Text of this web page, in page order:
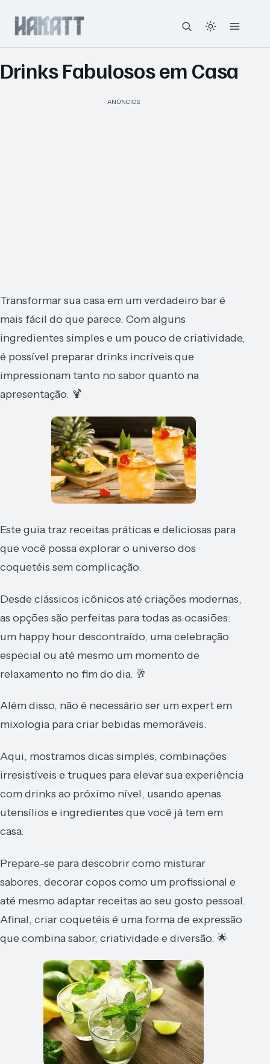
Drinks Fabulosos em Casa
ANÚNCIOS
Transformar sua casa em um verdadeiro bar é
mais fácil do que parece. Com alguns
ingredientes simples e um pouco de criatividade,
é possível preparar drinks incríveis que
impressionam tanto no sabor quanto na
apresentação. 🍹
Este guia traz receitas práticas e deliciosas para
que você possa explorar o universo dos
coquetéis sem complicação.
Desde clássicos icônicos até criações modernas,
as opções são perfeitas para todas as ocasiões:
um happy hour descontraído, uma celebração
especial ou até mesmo um momento de
relaxamento no fim do dia. 🥂
Além disso, não é necessário ser um expert em
mixologia para criar bebidas memoráveis.
Aqui, mostramos dicas simples, combinações
irresistíveis e truques para elevar sua experiência
com drinks ao próximo nível, usando apenas
utensílios e ingredientes que você já tem em
casa.
Prepare-se para descobrir como misturar
sabores, decorar copos como um profissional e
até mesmo adaptar receitas ao seu gosto pessoal.
Afinal, criar coquetéis é uma forma de expressão
que combina sabor, criatividade e diversão. 🌟